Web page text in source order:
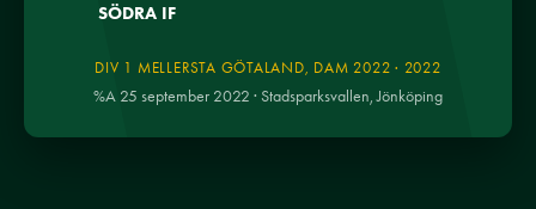
SÖDRA IF
DIV 1 MELLERSTA GÖTALAND, DAM 2022 · 2022
%A 25 september 2022 · Stadsparksvallen, Jönköping